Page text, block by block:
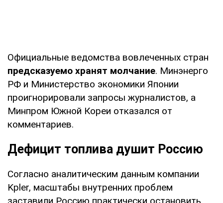
Официальные ведомства вовлеченных стран
предсказуемо хранят молчание. Минэнерго
РФ и Министерство экономики Японии
проигнорировали запросы журналистов, а
Минпром Южной Кореи отказался от
комментариев.
Дефицит топлива душит Россию
Согласно аналитическим данным компании
Kpler, масштабы внутренних проблем
заставили Россию практически остановить